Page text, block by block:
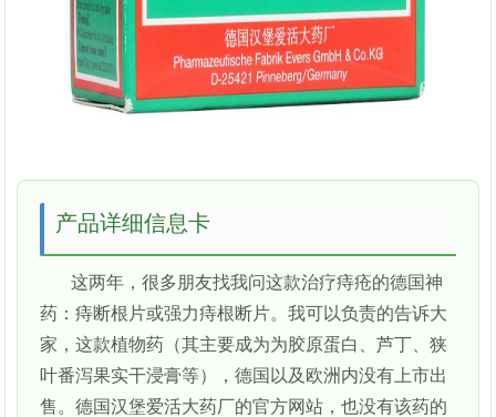
产品详细信息卡
这两年，很多朋友找我问这款治疗痔疮的德国神
药：痔断根片或强力痔根断片。我可以负责的告诉大
家，这款植物药（其主要成为为胶原蛋白、芦丁、狭
叶番泻果实干浸膏等），德国以及欧洲内没有上市出
售。德国汉堡爱活大药厂的官方网站，也没有该药的